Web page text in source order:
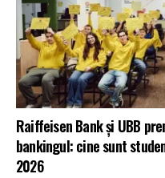
Raiffeisen Bank și UBB
bankingul: cine sunt
2026